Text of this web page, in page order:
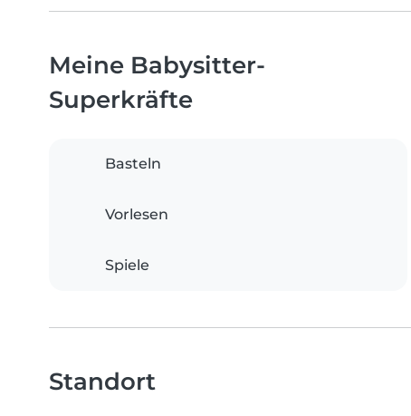
Meine Babysitter-
Superkräfte
Basteln
Vorlesen
Spiele
Standort